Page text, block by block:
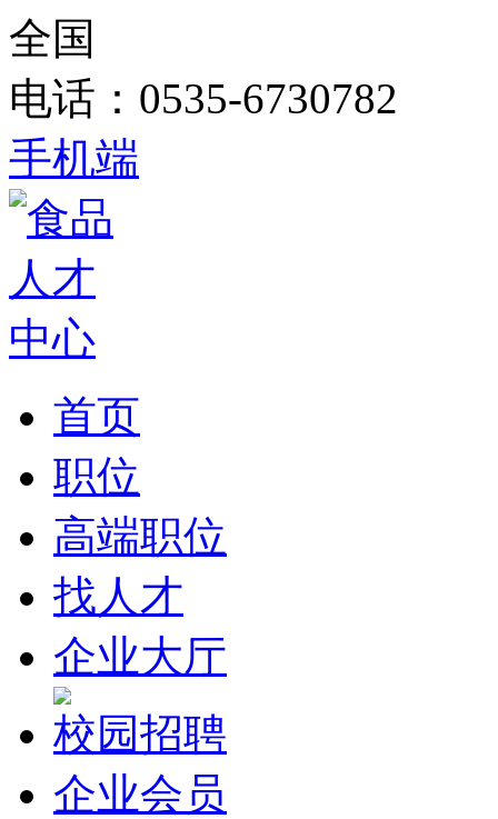
全国
电话：0535-6730782
手机端
首页
职位
高端职位
找人才
企业大厅
校园招聘
企业会员